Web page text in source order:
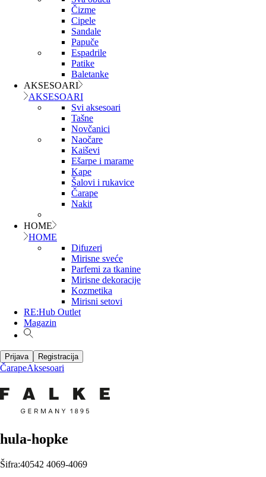
Čizme
Cipele
Sandale
Papuče
Espadrile
Patike
Baletanke
AKSESOARI
AKSESOARI
Svi aksesoari
Tašne
Novčanici
Naočare
Kaiševi
Ešarpe i marame
Kape
Šalovi i rukavice
Čarape
Nakit
HOME
HOME
Difuzeri
Mirisne sveće
Parfemi za tkanine
Mirisne dekoracije
Kozmetika
Mirisni setovi
RE:Hub Outlet
Magazin
Prijava Registracija
ČarapeAksesoari
hula-hopke
Šifra:40542 4069-4069